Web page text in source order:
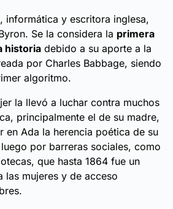
informática y escritora inglesa,
Se la considera la primera
historia debido a su aporte a la
por Charles Babbage, siendo
algoritmo.
la llevó a luchar contra muchos
principalmente el de su madre,
en Ada la herencia poética de su
por barreras sociales, como
que hasta 1864 fue un
las mujeres y de acceso